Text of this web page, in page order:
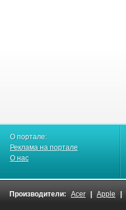
О портале:
Реклама на портале
О нас
Производители: Acer Apple